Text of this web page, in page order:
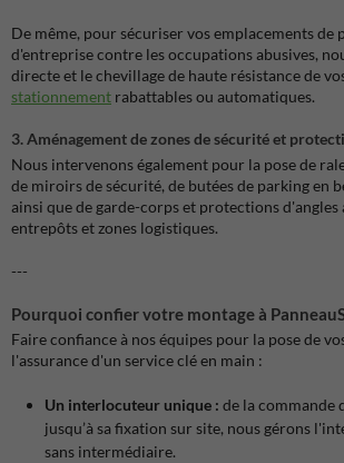
De même, pour sécuriser vos emplacements de
d'entreprise contre les occupations abusives,
directe et le chevillage de haute résistance de
stationnement rabattables ou automatiques.
3. Aménagement de zones de sécurité et
Nous intervenons également pour la pose de
de miroirs de sécurité, de butées de parking en
ainsi que de garde-corps et protections d'angles
entrepôts et zones logistiques.
---
Pourquoi confier votre montage à
Faire confiance à nos équipes pour la pose de
l'assurance d'un service clé en main :
Un interlocuteur unique : de la commande
jusqu’à sa fixation sur site, nous gérons
sans intermédiaire.